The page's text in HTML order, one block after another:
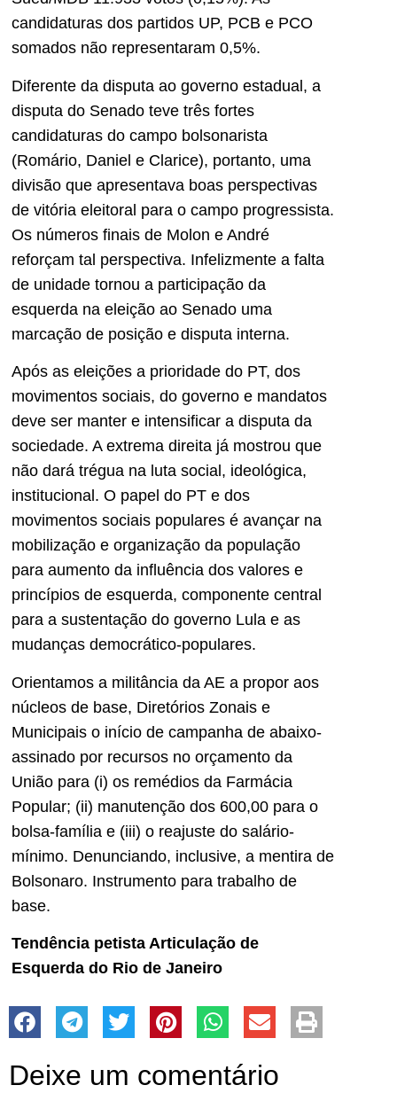
candidaturas dos partidos UP, PCB e PCO
somados não representaram 0,5%.
Diferente da disputa ao governo estadual, a
disputa do Senado teve três fortes
candidaturas do campo bolsonarista
(Romário, Daniel e Clarice), portanto, uma
divisão que apresentava boas perspectivas
de vitória eleitoral para o campo progressista.
Os números finais de Molon e André
reforçam tal perspectiva. Infelizmente a falta
de unidade tornou a participação da
esquerda na eleição ao Senado uma
marcação de posição e disputa interna.
Após as eleições a prioridade do PT, dos
movimentos sociais, do governo e mandatos
deve ser manter e intensificar a disputa da
sociedade. A extrema direita já mostrou que
não dará trégua na luta social, ideológica,
institucional. O papel do PT e dos
movimentos sociais populares é avançar na
mobilização e organização da população
para aumento da influência dos valores e
princípios de esquerda, componente central
para a sustentação do governo Lula e as
mudanças democrático-populares.
Orientamos a militância da AE a propor aos
núcleos de base, Diretórios Zonais e
Municipais o início de campanha de abaixo-
assinado por recursos no orçamento da
União para (i) os remédios da Farmácia
Popular; (ii) manutenção dos 600,00 para o
bolsa-família e (iii) o reajuste do salário-
mínimo. Denunciando, inclusive, a mentira de
Bolsonaro. Instrumento para trabalho de
base.
Tendência petista Articulação de
Esquerda do Rio de Janeiro
Deixe um comentário